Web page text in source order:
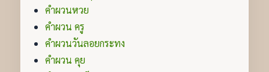
คำผวนหวย
คำผวน ครู
คำผวนวันลอยกระทง
คำผวน คุย